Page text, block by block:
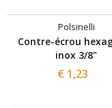
Polsinelli
Contre-écrou
inox 3/8"
€ 1,23